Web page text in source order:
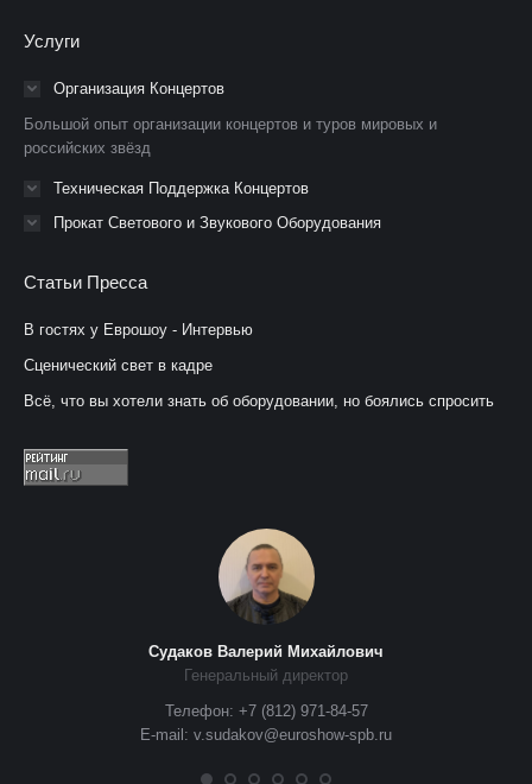
открывается
окне
открывается
в
окне
в
окне
Услуги
Организация Концертов
Большой опыт организации концертов и туров мировых и
российских звёзд
Техническая Поддержка Концертов
Прокат Светового и Звукового Оборудования
Статьи Пресса
В гостях у Еврошоу - Интервью
Сценический свет в кадре
Всё, что вы хотели знать об оборудовании, но боялись спросить
Судаков Валерий Михайлович
Генеральный директор
Телефон: +7 (812) 971-84-57
E-mail: v.sudakov@euroshow-spb.ru